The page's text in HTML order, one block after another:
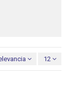
12